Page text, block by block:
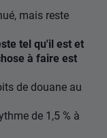
mais reste
tel qu'il est et
à faire est
de douane au
de 1,5 % à